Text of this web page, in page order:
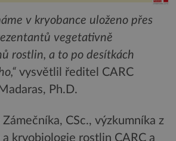
v kryobance uloženo přes
vegetativně
rostlin, a to po desítkách
vysvětlil ředitel CARC
Ph.D.
Zámečníka, CSc., výzkumníka z
kryobiologie rostlin CARC a